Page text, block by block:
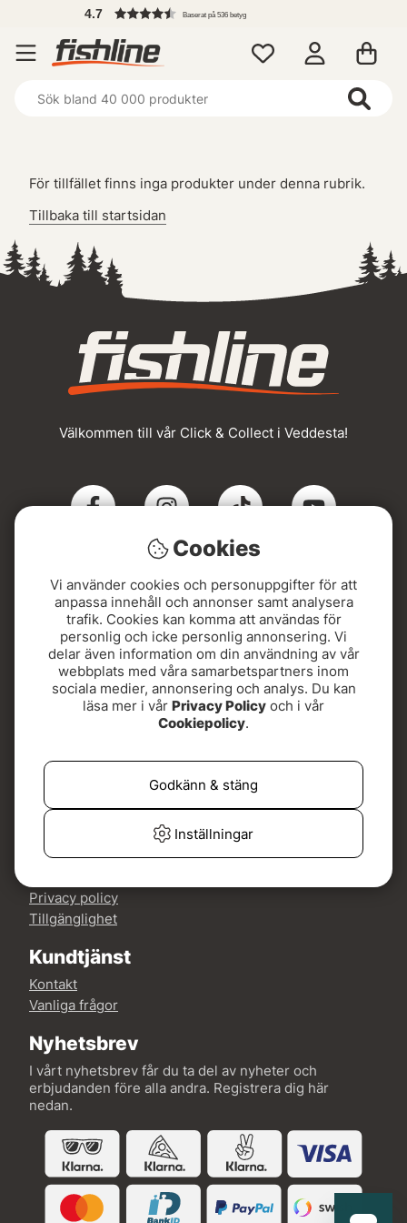
4.7 Baserat på 536 betyg
För tillfället finns inga produkter under denna rubrik.
Tillbaka till startsidan
Välkommen till vår Click & Collect i Veddesta!
Click & Collect
Beställ online och hämta din order i Veddesta när du
fått SMS. Snabbt, smidigt och med Sveriges bredaste
utbud av flugfiskeutrustning!
Adressen hittar du här:
Kontovägen 5, 175 62 Järfälla
Mer om Fishline
Köp- och leveransvillkor
Privacy policy
Tillgänglighet
Kundtjänst
Kontakt
Vanliga frågor
Nyhetsbrev
I vårt nyhetsbrev får du ta del av nyheter och
erbjudanden före alla andra. Registrera dig här
nedan.
Cookies
Vi använder cookies och personuppgifter för att
anpassa innehåll och annonser samt analysera
trafik. Cookies kan komma att användas för
personlig och icke personlig annonsering. Vi
delar även information om din användning av vår
webbplats med våra samarbetspartners inom
sociala medier, annonsering och analys. Du kan
läsa mer i vår Privacy Policy och i vår
Cookiepolicy.
Inställningar
Godkänn & stäng